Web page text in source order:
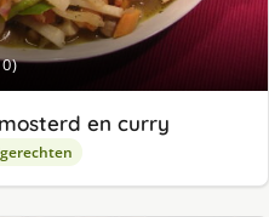
en curry